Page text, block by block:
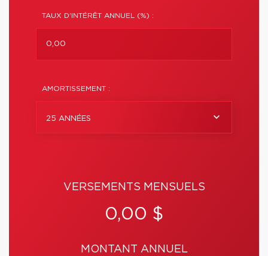
TAUX D'INTÉRÊT ANNUEL (%) :
AMORTISSEMENT :
25 ANNÉES
VERSEMENTS MENSUELS
0,00 $
MONTANT ANNUEL